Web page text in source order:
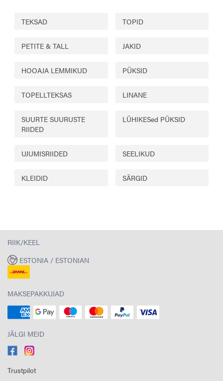
TEKSAD TOPID
PETITE & TALL JAKID
HOOAJA LEMMIKUD PÜKSID
TOPELLTEKSAS LINANE
SUURTE SUURUSTE
RIIDED
LÜHIKESed PÜKSID
UJUMISRIIDED SEELIKUD
KLEIDID SÄRGID
RIIK/KEEL
ESTONIA / ESTONIAN
MAKSEPAKKUJAD
JÄLGI MEID
Trustpilot